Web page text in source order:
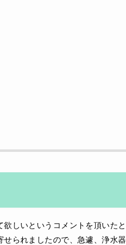
しいというコメントを頂いた
られましたので、急遽、浄水